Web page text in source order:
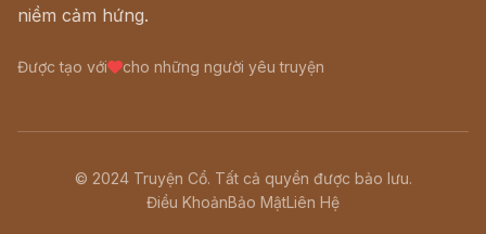
niềm cảm hứng.
Được tạo với cho những người yêu truyện
© 2024 Truyện Cổ. Tất cả quyền được bảo lưu.
Điều KhoảnBảo MậtLiên Hệ